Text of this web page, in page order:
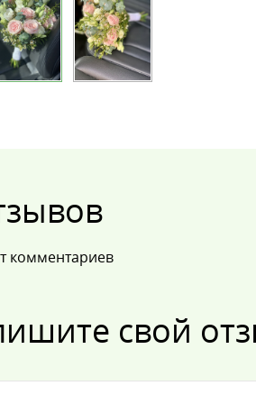
комментариев
свой